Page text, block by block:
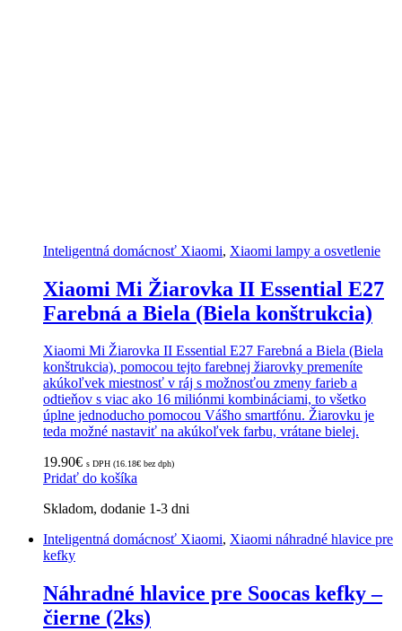
Inteligentná domácnosť Xiaomi, Xiaomi lampy a osvetlenie
Xiaomi Mi Žiarovka II Essential E27
Farebná a Biela (Biela konštrukcia)
Xiaomi Mi Žiarovka II Essential E27 Farebná a Biela (Biela
konštrukcia), pomocou tejto farebnej žiarovky premeníte
akúkoľvek miestnosť v ráj s možnosťou zmeny farieb a
odtieňov s viac ako 16 miliónmi kombináciami, to všetko
úplne jednoducho pomocou Vášho smartfónu. Žiarovku je
teda možné nastaviť na akúkoľvek farbu, vrátane bielej.
19.90€ s DPH (16.18€ bez dph)
Pridať do košíka
Skladom, dodanie 1-3 dni
Inteligentná domácnosť Xiaomi, Xiaomi náhradné hlavice pre
kefky
Náhradné hlavice pre Soocas kefky –
čierne (2ks)